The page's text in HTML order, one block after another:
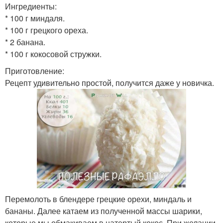
Ингредиенты:
* 100 г миндаля.
* 100 г грецкого ореха.
* 2 банана.
* 100 г кокосовой стружки.
Приготовление:
Рецепт удивительно простой, получится даже у новичка.
Перемолоть в блендере грецкие орехи, миндаль и
бананы. Далее катаем из полученной массы шарики,